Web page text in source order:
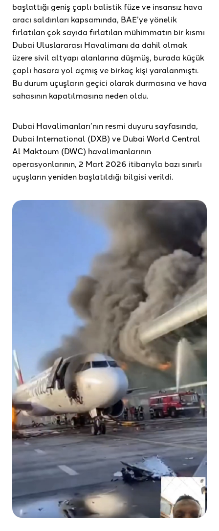
başlattığı geniş çaplı balistik füze ve insansız hava
aracı saldırıları kapsamında, BAE’ye yönelik
fırlatılan çok sayıda fırlatılan mühimmatın bir kısmı
Dubai Uluslararası Havalimanı da dahil olmak
üzere sivil altyapı alanlarına düşmüş, burada küçük
çaplı hasara yol açmış ve birkaç kişi yaralanmıştı.
Bu durum uçuşların geçici olarak durmasına ve hava
sahasının kapatılmasına neden oldu.
Dubai Havalimanları’nın resmi duyuru sayfasında,
Dubai International (DXB) ve Dubai World Central
Al Maktoum (DWC) havalimanlarının
operasyonlarının, 2 Mart 2026 itibarıyla bazı sınırlı
uçuşların yeniden başlatıldığı bilgisi verildi.